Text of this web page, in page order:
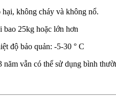
không cháy và không nổ.
25kg hoặc lớn hơn
độ bảo quản: -5-30 ° C
vẫn có thể sử dụng bình